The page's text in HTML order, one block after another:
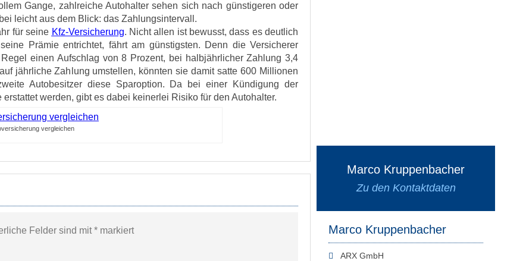
Marco Kruppenbacher
Zu den Kontaktdaten
Marco Kruppenbacher
ARX GmbH
Gange, zahlreiche Autohalter sehen sich nach günstigeren oder
leicht aus dem Blick: das Zahlungsintervall.
für seine Kfz-Versicherung. Nicht allen ist bewusst, dass es deutlich
Prämie entrichtet, fährt am günstigsten. Denn die Versicherer
einen Aufschlag von 8 Prozent, bei halbjährlicher Zahlung 3,4
jährliche Zahlung umstellen, könnten sie damit satte 600 Millionen
Autobesitzer diese Sparoption. Da bei einer Kündigung der
werden, gibt es dabei keinerlei Risiko für den Autohalter.
vergleichen
Felder sind mit* markiert